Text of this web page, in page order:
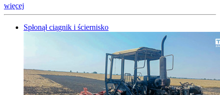
więcej
Spłonął ciągnik i ściernisko